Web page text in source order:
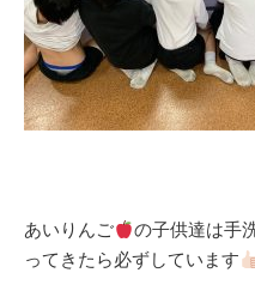
あいりんご
の子供達は手
ってきたら必ずしています